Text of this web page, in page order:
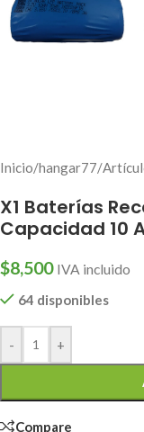
Inicio/hangar77/
X1 Baterías
Capacidad 10
$8,500 IVA incluido
64 disponibles
- +
Compare